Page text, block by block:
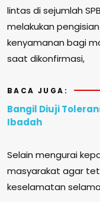
lintas di sejumlah
melakukan
kenyamanan bagi
saat dikonfirmasi,
BACA JUGA:
Bangil Diuji
Ibadah
Selain mengurai
masyarakat agar
keselamatan